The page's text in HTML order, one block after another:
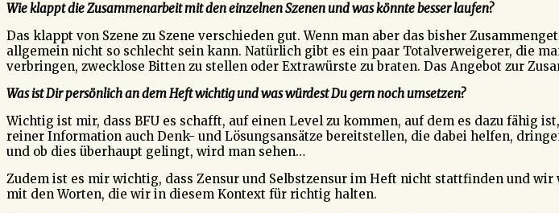
Wie klappt die Zusammenarbeit mit den einzelnen Szenen und was könnte besser laufen?
Das klappt von Szene zu Szene verschieden gut. Wenn man aber das bisher
allgemein nicht so schlecht sein kann. Natürlich gibt es ein paar Totalverweigerer, die
verbringen, zwecklose Bitten zu stellen oder Extrawürste zu braten. Das Angebot zur
Was ist Dir persönlich an dem Heft wichtig und was würdest Du gern noch umsetzen?
Wichtig ist mir, dass BFU es schafft, auf einen Level zu kommen, auf dem es dazu fähig
reiner Information auch Denk- und Lösungsansätze bereitstellen, die dabei helfen,
und ob dies überhaupt gelingt, wird man sehen…
Zudem ist es mir wichtig, dass Zensur und Selbstzensur im Heft nicht stattfinden und
mit den Worten, die wir in diesem Kontext für richtig halten.